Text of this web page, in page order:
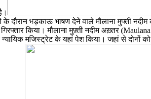
के दौरान भड़काऊ भाषण देने वाले मौलाना मुफ्ती
किया। मौलाना मुफ़्ती नदीम अख़्तर
न्यायिक मजिस्ट्रेट के यहां पेश किया। जहां से